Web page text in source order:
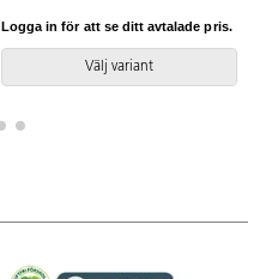
Logga in för att se ditt avtalade pris.
Välj variant